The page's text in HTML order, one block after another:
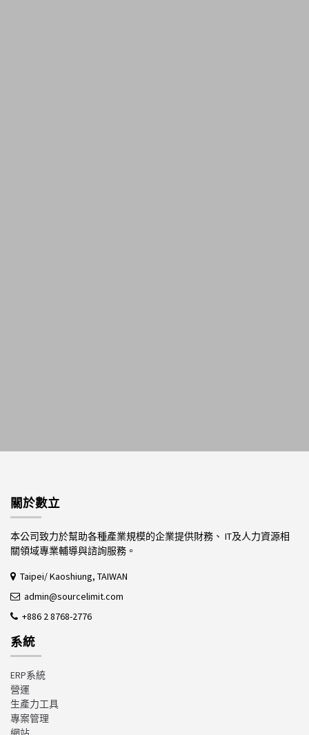
關於數立
本公司致力於幫助各種產業規模的企業提供財務、 IT及人力資源相
關領域專業輔導與諮詢服務。
Taipei/ Kaoshiung, TAIWAN
admin@sourcelimit.com
+886 2 8768-2776
系統
ERP系統
營運
生產力工具
專案管理